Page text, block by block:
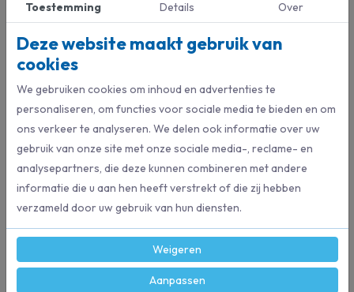
product verwijdert op efficiënte wijze alle vervuilingen, vetten en
vingerafdrukken en laat schitterend schone oppervlakken na.
Voordelen
• Vrij van parfum
• Verwijdert vuil, vet en vingerafdrukken
• Geschikt voor gebruik op voedselcontactplaatsen
Specificaties
Artikelnummer 123002
Merk Cif
Toestemming Details Over
Deze website maakt gebruik van
cookies
We gebruiken cookies om inhoud en advertenties te
personaliseren, om functies voor sociale media te bieden en om
ons verkeer te analyseren. We delen ook informatie over uw
gebruik van onze site met onze sociale media-, reclame- en
analysepartners, die deze kunnen combineren met andere
informatie die u aan hen heeft verstrekt of die zij hebben
verzameld door uw gebruik van hun diensten.
Weigeren
Aanpassen